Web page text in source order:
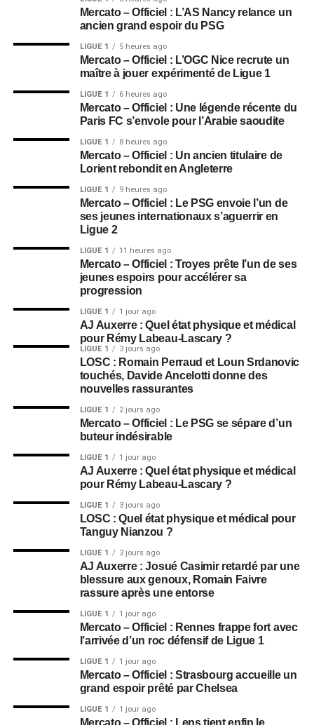
Mercato – Officiel : L’AS Nancy relance un
ancien grand espoir du PSG
LIGUE 1 5 heures ago
Mercato – Officiel : L’OGC Nice recrute un
maître à jouer expérimenté de Ligue 1
LIGUE 1 6 heures ago
Mercato – Officiel : Une légende récente du
Paris FC s’envole pour l’Arabie saoudite
LIGUE 1 8 heures ago
Mercato – Officiel : Un ancien titulaire de
Lorient rebondit en Angleterre
LIGUE 1 9 heures ago
Mercato – Officiel : Le PSG envoie l’un de
ses jeunes internationaux s’aguerrir en
Ligue 2
LIGUE 1 11 heures ago
Mercato – Officiel : Troyes prête l’un de ses
jeunes espoirs pour accélérer sa
progression
LIGUE 1 1 jour ago
AJ Auxerre : Quel état physique et médical
pour Rémy Labeau-Lascary ?
LIGUE 1 3 jours ago
LOSC : Romain Perraud et Loun Srdanovic
touchés, Davide Ancelotti donne des
nouvelles rassurantes
LIGUE 1 2 jours ago
Mercato – Officiel : Le PSG se sépare d’un
buteur indésirable
LIGUE 1 1 jour ago
AJ Auxerre : Quel état physique et médical
pour Rémy Labeau-Lascary ?
LIGUE 1 3 jours ago
LOSC : Quel état physique et médical pour
Tanguy Nianzou ?
LIGUE 1 3 jours ago
AJ Auxerre : Josué Casimir retardé par une
blessure aux genoux, Romain Faivre
rassure après une entorse
LIGUE 1 1 jour ago
Mercato – Officiel : Rennes frappe fort avec
l’arrivée d’un roc défensif de Ligue 1
LIGUE 1 1 jour ago
Mercato – Officiel : Strasbourg accueille un
grand espoir prêté par Chelsea
LIGUE 1 1 jour ago
Mercato – Officiel : Lens tient enfin le